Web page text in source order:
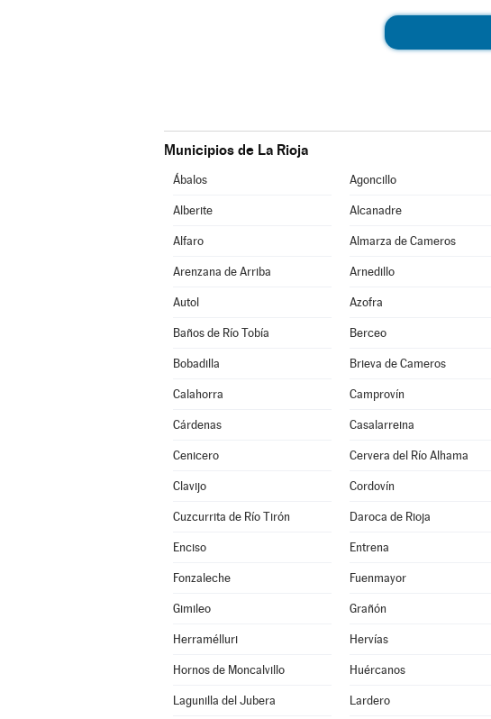
Municipios de La Rioja
Ábalos Agoncillo
Alberite Alcanadre
Alfaro Almarza de Cameros
Arenzana de Arriba Arnedillo
Autol Azofra
Baños de Río Tobía Berceo
Bobadilla Brieva de Cameros
Calahorra Camprovín
Cárdenas Casalarreina
Cenicero Cervera del Río Alhama
Clavijo Cordovín
Cuzcurrita de Río Tirón Daroca de Rioja
Enciso Entrena
Fonzaleche Fuenmayor
Gimileo Grañón
Herramélluri Hervías
Hornos de Moncalvillo Huércanos
Lagunilla del Jubera Lardero